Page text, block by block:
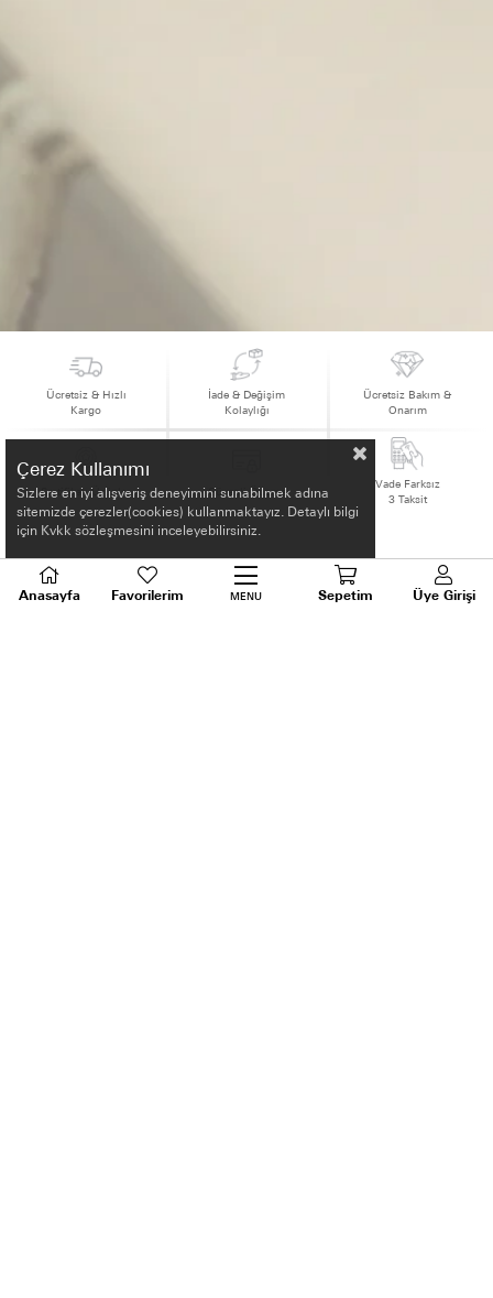
Ücretsiz & Hızlı
Kargo
İade & Değişim
Kolaylığı
Ücretsiz Bakım &
Onarım
Sertifikalı Ürünler Güvenli Ödeme
Vade Farksız
3 Taksit
Çerez Kullanımı
Sizlere en iyi alışveriş deneyimini sunabilmek adına
sitemizde çerezler(cookies) kullanmaktayız. Detaylı bilgi
için Kvkk sözleşmesini inceleyebilirsiniz.
Anasayfa Favorilerim MENU Sepetim Üye Girişi